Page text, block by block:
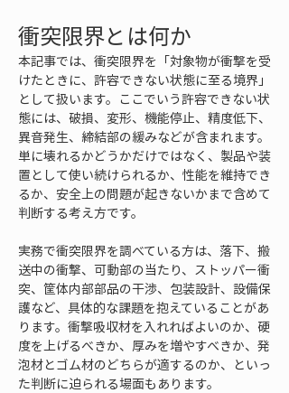
衝突限界とは何か
本記事では、衝突限界を「対象物が衝撃を受
けたときに、許容できない状態に至る境界」
として扱います。ここでいう許容できない状
態には、破損、変形、機能停止、精度低下、
異音発生、締結部の緩みなどが含まれます。
単に壊れるかどうかだけではなく、製品や装
置として使い続けられるか、性能を維持でき
るか、安全上の問題が起きないかまで含めて
判断する考え方です。
実務で衝突限界を調べている方は、落下、搬
送中の衝撃、可動部の当たり、ストッパー衝
突、筐体内部部品の干渉、包装設計、設備保
護など、具体的な課題を抱えていることがあ
ります。衝撃吸収材を入れればよいのか、硬
度を上げるべきか、厚みを増やすべきか、発
泡材とゴム材のどちらが適するのか、といっ
た判断に迫られる場面もあります。